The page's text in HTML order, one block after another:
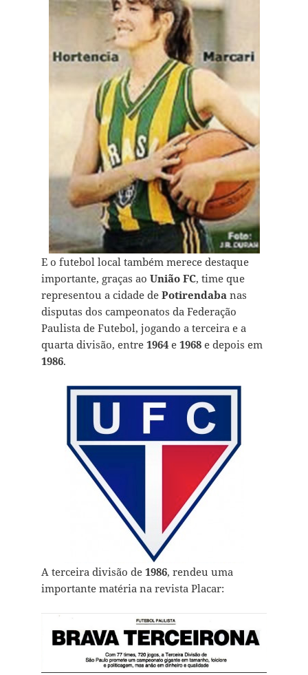
E o futebol local também merece destaque
importante, graças ao União FC, time que
representou a cidade de Potirendabanas
disputas dos campeonatos da Federação
Paulista de Futebol, jogando a terceira e a
quarta divisão, entre 1964e 1968e depois em
1986.
A terceira divisão de 1986, rendeu uma
importante matéria na revista Placar: